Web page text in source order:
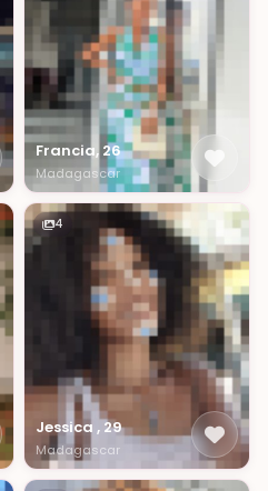
Francia, 26
Madagascar
4
Jessica , 29
Madagascar